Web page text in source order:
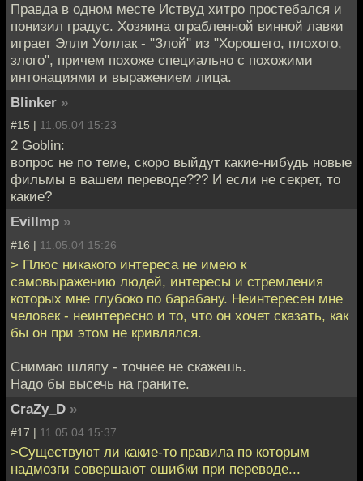
Правда в одном месте Иствуд хитро простебался и
понизил градус. Хозяина ограбленной винной лавки
играет Элли Уоллак - "Злой" из "Хорошего, плохого,
злого", причем похоже специально с похожими
интонациями и выражением лица.
Blinker »
#15 | 11.05.04 15:23
2 Goblin:
вопрос не по теме, скоро выйдут какие-нибудь новые
фильмы в вашем переводе??? И если не секрет, то
какие?
EvilImp »
#16 | 11.05.04 15:26
> Плюс никакого интереса не имею к
самовыражению людей, интересы и стремления
которых мне глубоко по барабану. Неинтересен мне
человек - неинтересно и то, что он хочет сказать, как
бы он при этом не кривлялся.
Снимаю шляпу - точнее не скажешь.
Надо бы высечь на граните.
CraZy_D »
#17 | 11.05.04 15:37
>Существуют ли какие-то правила по которым
надмозги совершают ошибки при переводе...